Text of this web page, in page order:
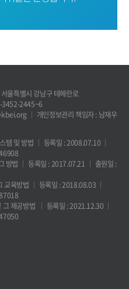
울특별시 강남구 테헤란로
3452-2445~6
개인정보관리 책임자 : 남재우
템 및 방법
등록일 : 2008.07.10
방법 등록일 : 2017.07.21
출원일 :
교육방법
등록일 : 2018.08.03
그 제공방법
등록일 : 2021.12.30